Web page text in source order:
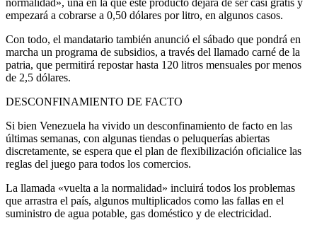
empezará a cobrarse a 0,50 dólares por litro, en algunos casos.
Con todo, el mandatario también anunció el sábado que pondrá en
marcha un programa de subsidios, a través del llamado carné de la
patria, que permitirá repostar hasta 120 litros mensuales por menos
de 2,5 dólares.
DESCONFINAMIENTO DE FACTO
Si bien Venezuela ha vivido un desconfinamiento de facto en las
últimas semanas, con algunas tiendas o peluquerías abiertas
discretamente, se espera que el plan de flexibilización oficialice las
reglas del juego para todos los comercios.
La llamada «vuelta a la normalidad» incluirá todos los problemas
que arrastra el país, algunos multiplicados como las fallas en el
suministro de agua potable, gas doméstico y de electricidad.